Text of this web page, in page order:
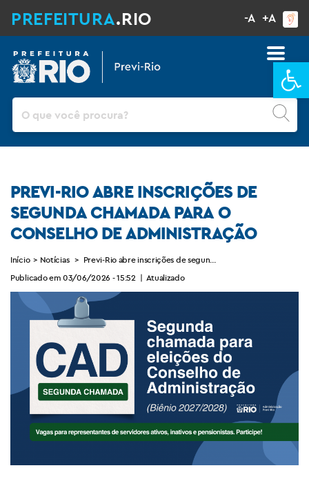
PREFEITURA.RIO -A +A
PREVI-RIO ABRE INSCRIÇÕES DE
SEGUNDA CHAMADA PARA O
CONSELHO DE ADMINISTRAÇÃO
Início > Notícias > Previ-Rio abre inscrições de segunda chamada para o
Publicado em 03/06/2026 - 15:52 | Atualizado